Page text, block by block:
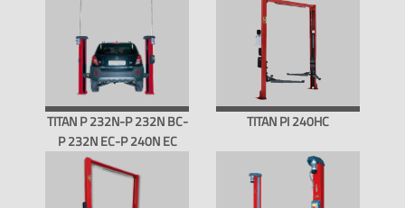
TITAN P 232N-P 232N BC-
P 232N EC-P 240N EC
TITAN PI 240HC